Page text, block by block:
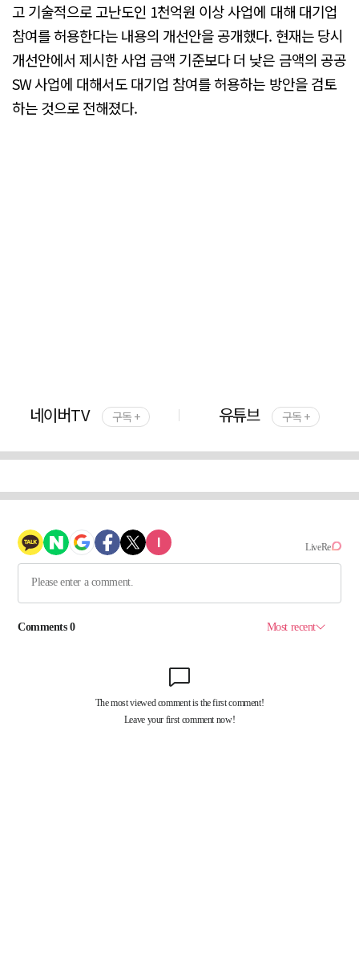
고 기술적으로 고난도인 1천억원 이상 사업에 대해 대기업
참여를 허용한다는 내용의 개선안을 공개했다. 현재는 당시
개선안에서 제시한 사업 금액 기준보다 더 낮은 금액의 공공
SW 사업에 대해서도 대기업 참여를 허용하는 방안을 검토
하는 것으로 전해졌다.
네이버TV 구독 + 유튜브 구독 +